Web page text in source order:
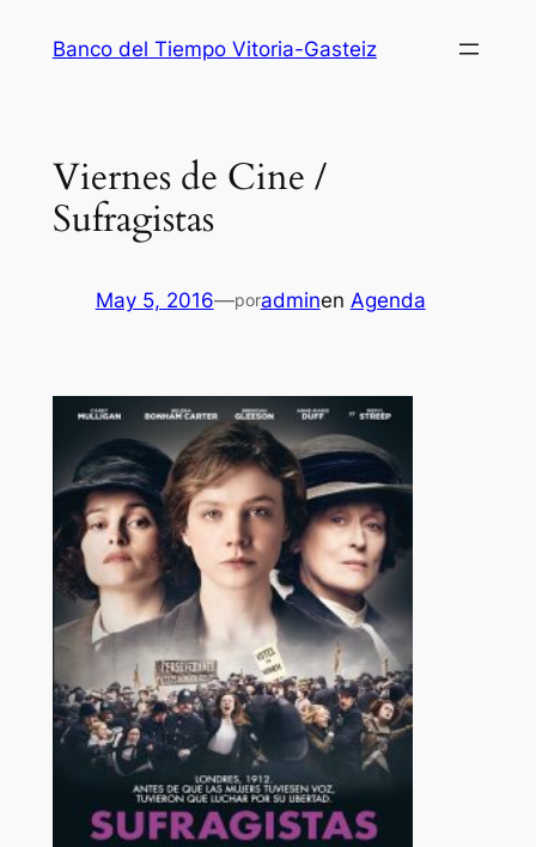
Banco del Tiempo Vitoria-Gasteiz
Viernes de Cine /
Sufragistas
May 5, 2016—poradminen Agenda